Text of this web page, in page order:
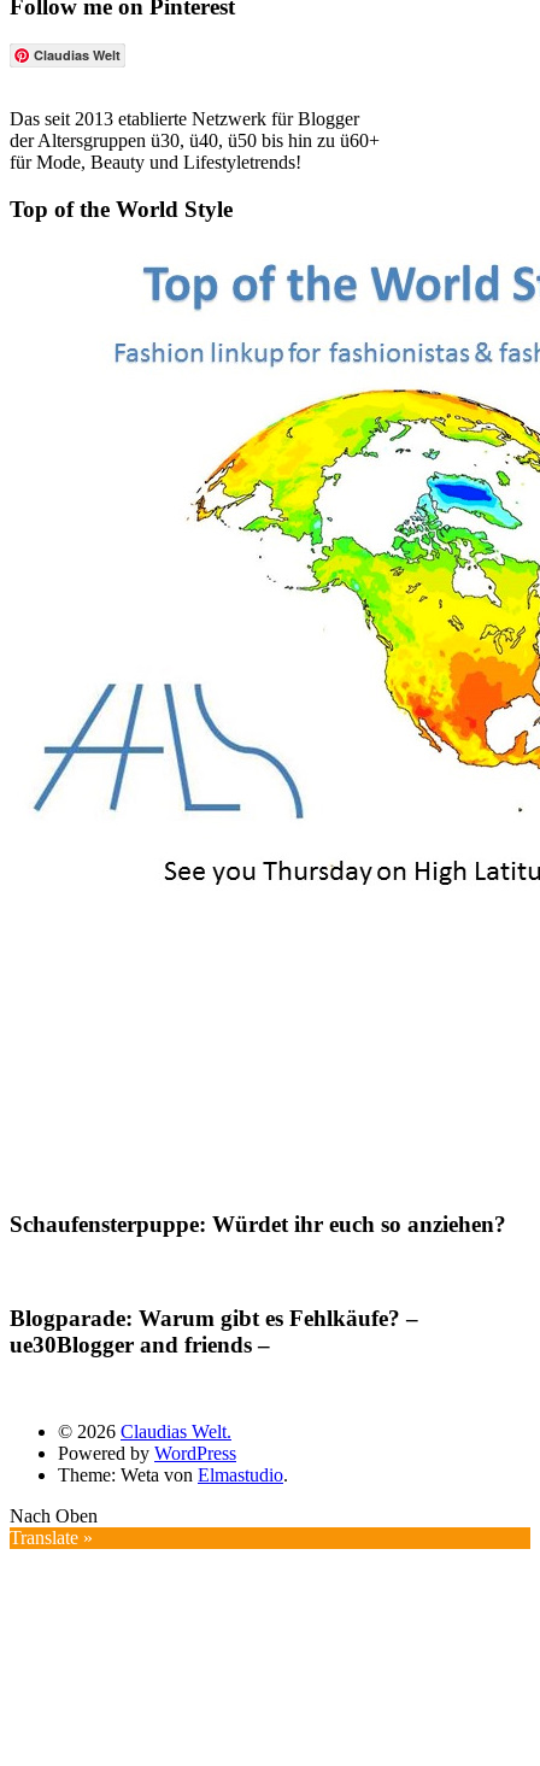
Follow me on Pinterest
Claudias Welt
Das seit 2013 etablierte Netzwerk für Blogger
der Altersgruppen ü30, ü40, ü50 bis hin zu ü60+
für Mode, Beauty und Lifestyletrends!
Top of the World Style
Schaufensterpuppe: Würdet ihr euch so anziehen?
Blogparade: Warum gibt es Fehlkäufe? –
ue30Blogger and friends –
© 2026 Claudias Welt.
Powered by WordPress
Theme: Weta von Elmastudio.
Nach Oben
Translate »